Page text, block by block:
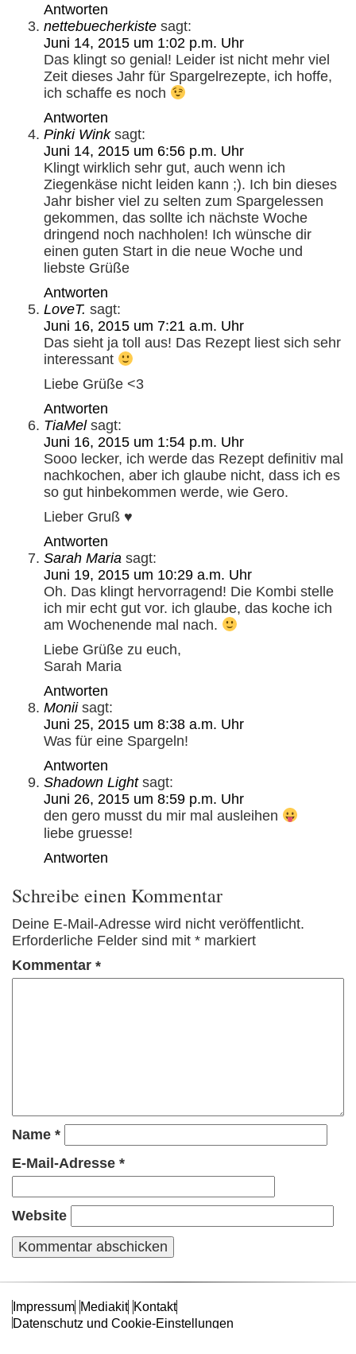
Antworten
nettebuecherkiste sagt:
Juni 14, 2015 um 1:02 p.m. Uhr
Das klingt so genial! Leider ist nicht mehr viel
Zeit dieses Jahr für Spargelrezepte, ich hoffe,
ich schaffe es noch
Antworten
Pinki Wink sagt:
Juni 14, 2015 um 6:56 p.m. Uhr
Klingt wirklich sehr gut, auch wenn ich
Ziegenkäse nicht leiden kann ;). Ich bin dieses
Jahr bisher viel zu selten zum Spargelessen
gekommen, das sollte ich nächste Woche
dringend noch nachholen! Ich wünsche dir
einen guten Start in die neue Woche und
liebste Grüße
Antworten
LoveT. sagt:
Juni 16, 2015 um 7:21 a.m. Uhr
Das sieht ja toll aus! Das Rezept liest sich sehr
interessant
Liebe Grüße <3
Antworten
TiaMel sagt:
Juni 16, 2015 um 1:54 p.m. Uhr
Sooo lecker, ich werde das Rezept definitiv mal
nachkochen, aber ich glaube nicht, dass ich es
so gut hinbekommen werde, wie Gero.
Lieber Gruß ♥
Antworten
Sarah Maria sagt:
Juni 19, 2015 um 10:29 a.m. Uhr
Oh. Das klingt hervorragend! Die Kombi stelle
ich mir echt gut vor. ich glaube, das koche ich
am Wochenende mal nach.
Liebe Grüße zu euch,
Sarah Maria
Antworten
Monii sagt:
Juni 25, 2015 um 8:38 a.m. Uhr
Was für eine Spargeln!
Antworten
Shadown Light sagt:
Juni 26, 2015 um 8:59 p.m. Uhr
den gero musst du mir mal ausleihen
liebe gruesse!
Antworten
Schreibe einen Kommentar
Deine E-Mail-Adresse wird nicht veröffentlicht.
Erforderliche Felder sind mit * markiert
Kommentar *
Name *
E-Mail-Adresse *
Website
Impressum Mediakit Kontakt
Datenschutz und Cookie-Einstellungen